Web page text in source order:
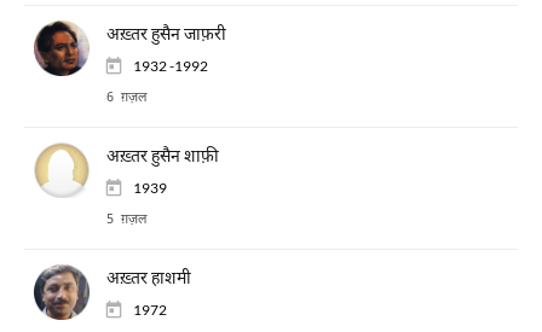
अख़्तर हुसैन जाफ़री
1932 -1992
6 ग़ज़ल
अख़्तर हुसैन शाफ़ी
1939
5 ग़ज़ल
अख़्तर हाशमी
1972